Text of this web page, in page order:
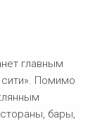
главным
сити». Помимо
бары,